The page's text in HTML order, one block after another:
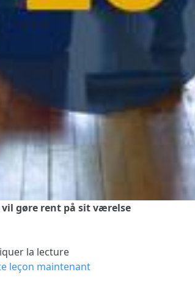
vil gøre rent på sit værelse
la lecture
leçon maintenant